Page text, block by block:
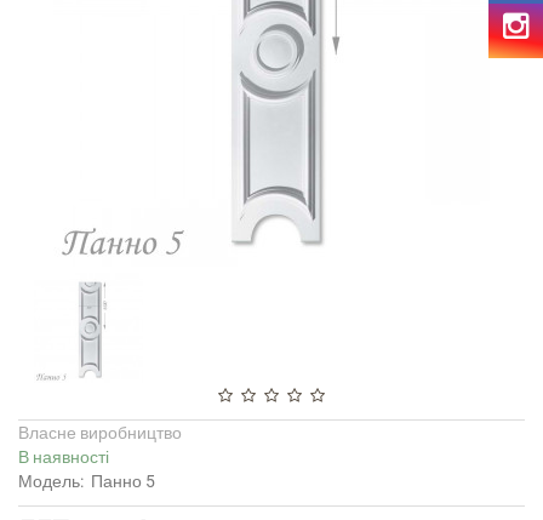
Власне виробництво
В наявності
Модель: Панно 5